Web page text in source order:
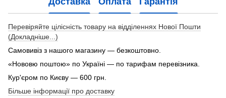
Перевіряйте цілісність товару на відділеннях Нової Пошти
(Докладніше...)
Самовивіз з нашого магазину — безкоштовно.
«Нововю поштою» по Україні — по тарифам перевізника.
Кур'єром по Києву — 600 грн.
Більше інформації про доставку